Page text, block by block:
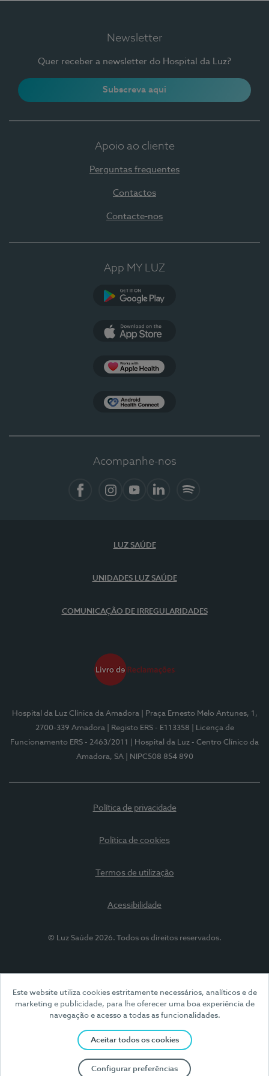
Este website utiliza cookies estritamente necessários, analíticos e de
marketing e publicidade, para lhe oferecer uma boa experiência de
navegação e acesso a todas as funcionalidades.
Aceitar todos os cookies
Configurar preferências
Newsletter
Quer receber a newsletter do Hospital da Luz?
Subscreva aqui
Apoio ao cliente
Perguntas frequentes
Contactos
Contacte-nos
App MY LUZ
Acompanhe-nos
LUZ SAÚDE
UNIDADES LUZ SAÚDE
COMUNICAÇÃO DE IRREGULARIDADES
Hospital da Luz Clínica da Amadora
| Praça Ernesto Melo Antunes, 1,
2700-339 Amadora
| Registo ERS - E113358
| Licença de
Funcionamento ERS - 2463/2011
| Hospital da Luz - Centro Clínico da
Amadora, SA
| NIPC508 854 890
Política de privacidade
Política de cookies
Termos de utilização
Acessibilidade
© Luz Saúde 2026. Todos os direitos reservados.